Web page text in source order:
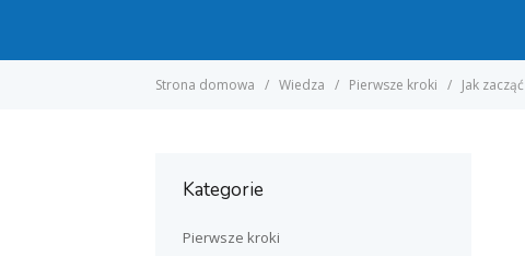
Strona domowa Wiedza Pierwsze kroki Jak zacząć
Kategorie
Pierwsze kroki